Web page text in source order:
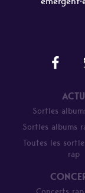
ACTU
Sorties
Sorties albums
Toutes les
rap